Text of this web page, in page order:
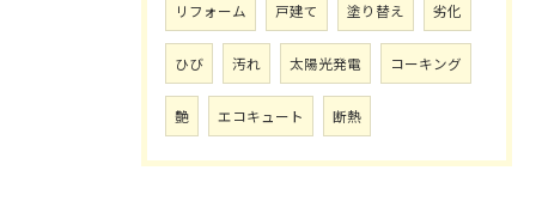
リフォーム 戸建て 塗り替え 劣化
ひび 汚れ 太陽光発電 コーキング
艶 エコキュート 断熱